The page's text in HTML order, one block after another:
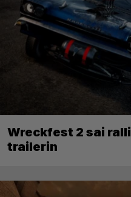
Wreckfest 2 sai
trailerin